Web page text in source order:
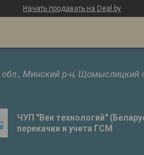
Начать продавать на Deal.by
Минский р-н,
ЧУП "Век технологий"
перекачки и учета ГСМ